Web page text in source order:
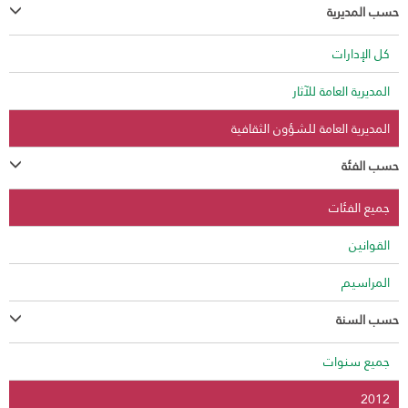
حسب المديرية
كل الإدارات
المديرية العامة للآثار
المديرية العامة للشؤون الثقافية
حسب الفئة
جميع الفئات
القوانين
المراسيم
حسب السنة
جميع سنوات
2012